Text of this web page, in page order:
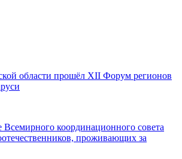
области прошёл XII Форум регионов
Всемирного координационного совета
проживающих за